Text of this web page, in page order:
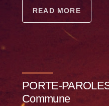
READ MORE
PORTE-
Commune